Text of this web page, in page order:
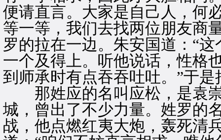
便请直言。大家是自己人，何
等一等，我们去找两位朋友商
罗的拉在一边。朱安国道：“
一个及得上。听他说话，性格
到师承时有点吞吞吐吐。”于
那姓应的名叫应松，是袁崇
城，曾出了不少力量。姓罗的
战，他点燃红夷大炮，轰死清